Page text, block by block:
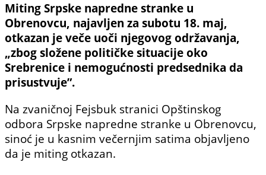
Miting Srpske napredne stranke u
Obrenovcu, najavljen za subotu 18. maj,
otkazan je veče uoči njegovog održavanja,
„zbog složene političke situacije oko
Srebrenice i nemogućnosti predsednika da
prisustvuje”.
Na zvaničnoj Fejsbuk stranici Opštinskog
odbora Srpske napredne stranke u Obrenovcu,
sinoć je u kasnim večernjim satima objavljeno
da je miting otkazan.